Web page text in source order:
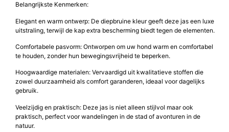
Belangrijkste Kenmerken:
Elegant en warm ontwerp: De diepbruine kleur geeft deze jas een luxe
uitstraling, terwijl de kap extra bescherming biedt tegen de elementen.
Comfortabele pasvorm: Ontworpen om uw hond warm en comfortabel
te houden, zonder hun bewegingsvrijheid te beperken.
Hoogwaardige materialen: Vervaardigd uit kwalitatieve stoffen die
zowel duurzaamheid als comfort garanderen, ideaal voor dagelijks
gebruik.
Veelzijdig en praktisch: Deze jas is niet alleen stijlvol maar ook
praktisch, perfect voor wandelingen in de stad of avonturen in de
natuur.